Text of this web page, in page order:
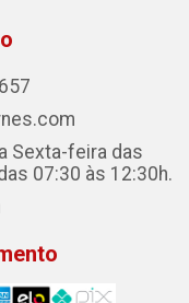
Sexta-feira das
07:30 às 12:30h.